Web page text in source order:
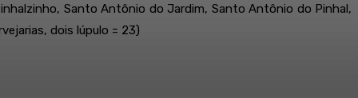
Santo Antônio do Jardim, Santo Antônio do Pinhal,
dois lúpulo = 23)